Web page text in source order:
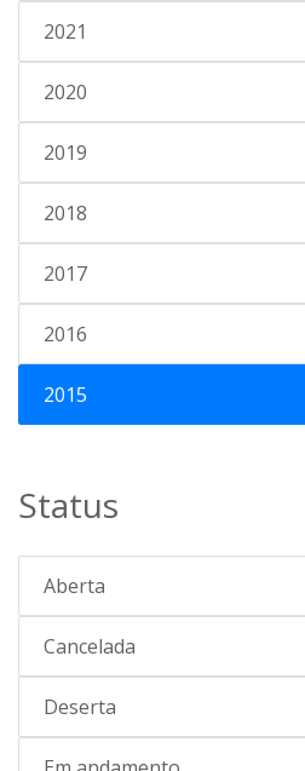
2021
2020
2019
2018
2017
2016
2015
Status
Aberta
Cancelada
Deserta